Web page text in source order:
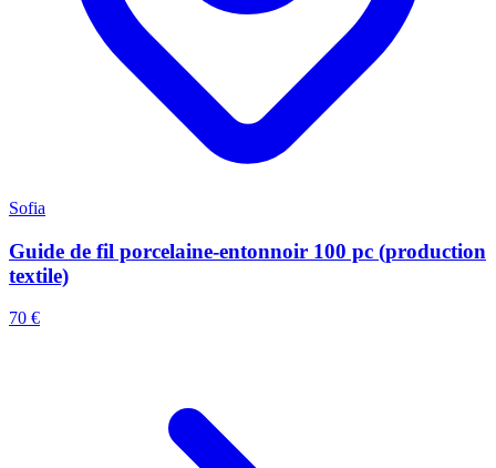
Sofia
Guide de fil porcelaine-entonnoir 100 pc (production
textile)
70 €